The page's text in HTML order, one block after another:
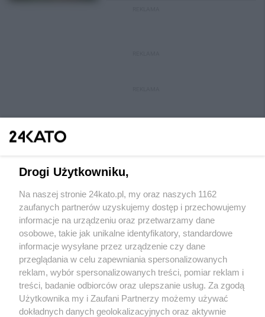
Wydawca mediów lokalnych
Nie zapomnij
zapoznać się z:
polityką prywatności regulamin korzystania z portali
Twojemiasto Skontakuj sięz nami
Drogi Użytkowniku,
Na naszej stronie 24kato.pl, my oraz naszych 1162
zaufanych partnerów uzyskujemy dostęp i przechowujemy
informacje na urządzeniu oraz przetwarzamy dane
osobowe, takie jak unikalne identyfikatory, standardowe
informacje wysyłane przez urządzenie czy dane
przeglądania w celu zapewniania spersonalizowanych
reklam, wybór spersonalizowanych treści, pomiar reklam i
treści, badanie odbiorców oraz ulepszanie usług. Za zgodą
Użytkownika my i Zaufani Partnerzy możemy używać
dokładnych danych geolokalizacyjnych oraz aktywnie